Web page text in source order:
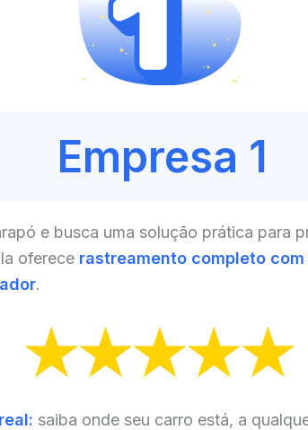
Empresa 1
e busca uma solução prática para
oferece rastreamento completo com
.
saiba onde seu carro está, a